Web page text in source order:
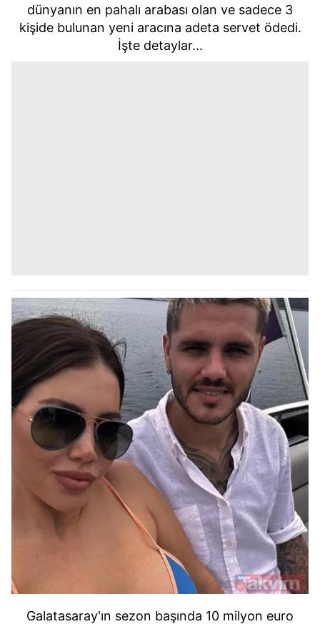
dünyanın en pahalı arabası olan ve sadece 3
kişide bulunan yeni aracına adeta servet ödedi.
İşte detaylar...
Galatasaray'ın sezon başında 10 milyon euro